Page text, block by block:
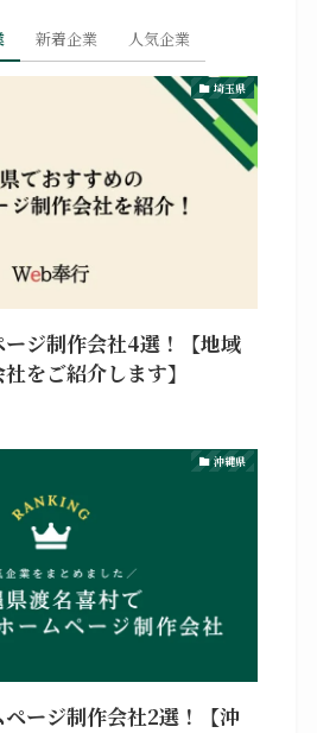
新着企業 人気企業
埼玉県
ジ制作会社4選！【地域
をご紹介します】
沖縄県
ージ制作会社2選！【沖